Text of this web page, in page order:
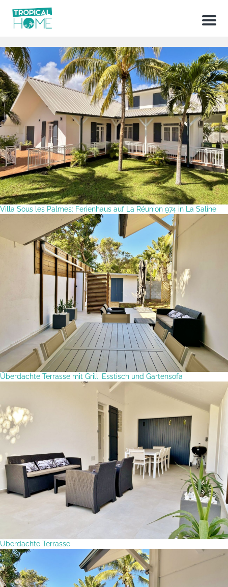
Menu
Villa Sous les Palmes: Ferienhaus auf La Réunion 974 in La Saline
Überdachte Terrasse mit Grill, Esstisch und Gartensofa
Überdachte Terrasse